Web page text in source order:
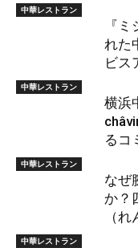
中華レストラン
『
れた
ビス
中華レストラン
横浜
るコ
中華レストラン
なぜ
か？
（
中華レストラン